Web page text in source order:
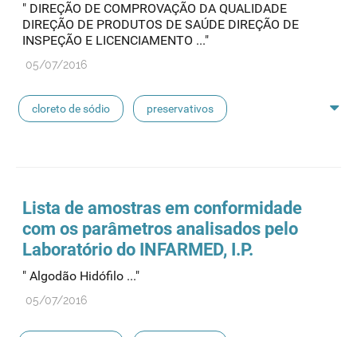
concentrados de hemodiálise lavagem nasal
linhas de perfusão
" DIREÇÃO DE COMPROVAÇÃO DA QUALIDADE
DIREÇÃO DE PRODUTOS DE SAÚDE DIREÇÃO DE
INSPEÇÃO E LICENCIAMENTO ..."
05/07/2016
cloreto de sódio preservativos
pensos lancetas luvas cirúrgicas
concentrados de hemodiálise
Lista de amostras em conformidade
com os parâmetros analisados pelo
Laboratório do INFARMED, I.P.
" Algodão Hidófilo ..."
05/07/2016